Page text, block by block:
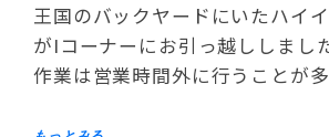
王国のバックヤードにいたハイ
がIコーナーにお引っ越ししまし
作業は営業時間外に行うことが多